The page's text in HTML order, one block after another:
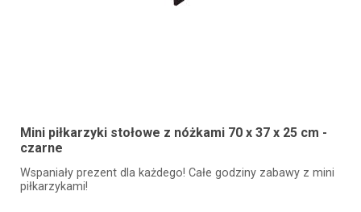
Mini piłkarzyki stołowe z nóżkami 70 x 37 x 25 cm -
czarne
Wspaniały prezent dla każdego! Całe godziny zabawy z mini
piłkarzykami!